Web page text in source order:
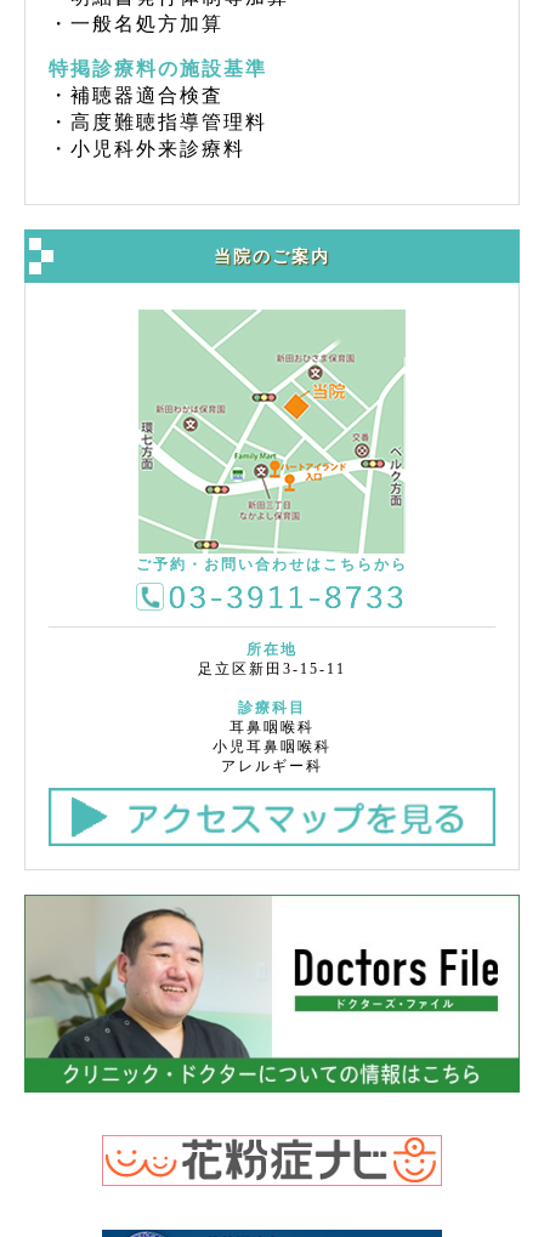
・一般名処方加算
特掲診療料の施設基準
・補聴器適合検査
・高度難聴指導管理料
・小児科外来診療料
当院のご案内
ご予約・お問い合わせはこちらから
所在地
足立区新田3-15-11
診療科目
耳鼻咽喉科
小児耳鼻咽喉科
アレルギー科